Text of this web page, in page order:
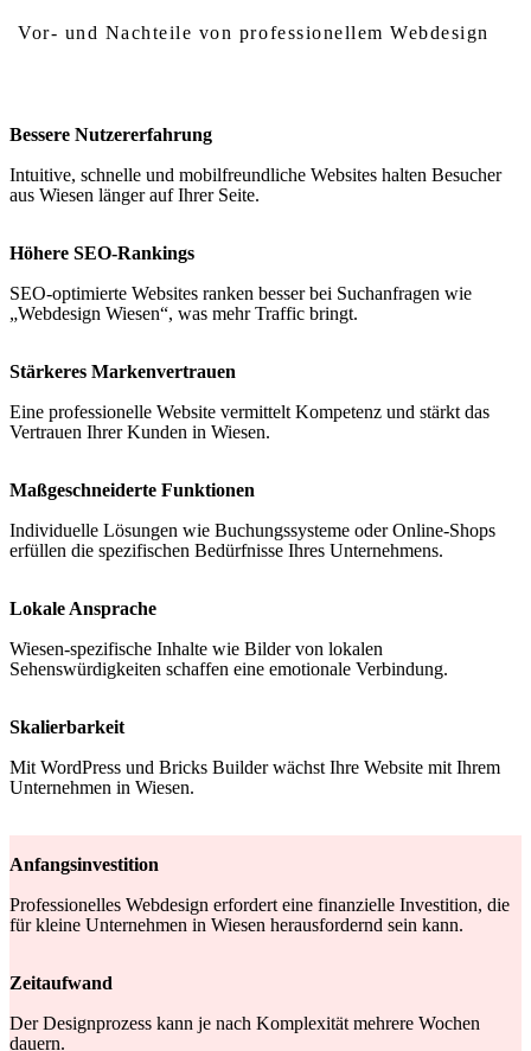
Vor- und Nachteile von professionellem Webdesign
Bessere Nutzererfahrung
Intuitive, schnelle und mobilfreundliche Websites halten Besucher
aus Wiesen länger auf Ihrer Seite.
Höhere SEO-Rankings
SEO-optimierte Websites ranken besser bei Suchanfragen wie
„Webdesign Wiesen“, was mehr Traffic bringt.
Stärkeres Markenvertrauen
Eine professionelle Website vermittelt Kompetenz und stärkt das
Vertrauen Ihrer Kunden in Wiesen.
Maßgeschneiderte Funktionen
Individuelle Lösungen wie Buchungssysteme oder Online-Shops
erfüllen die spezifischen Bedürfnisse Ihres Unternehmens.
Lokale Ansprache
Wiesen-spezifische Inhalte wie Bilder von lokalen
Sehenswürdigkeiten schaffen eine emotionale Verbindung.
Skalierbarkeit
Mit WordPress und Bricks Builder wächst Ihre Website mit Ihrem
Unternehmen in Wiesen.
Anfangsinvestition
Professionelles Webdesign erfordert eine finanzielle Investition, die
für kleine Unternehmen in Wiesen herausfordernd sein kann.
Zeitaufwand
Der Designprozess kann je nach Komplexität mehrere Wochen
dauern.